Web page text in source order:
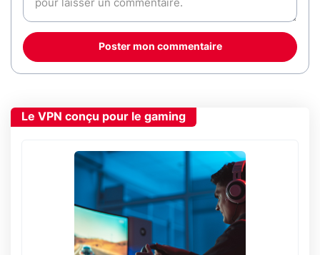
Poster mon commentaire
Le VPN conçu pour le gaming